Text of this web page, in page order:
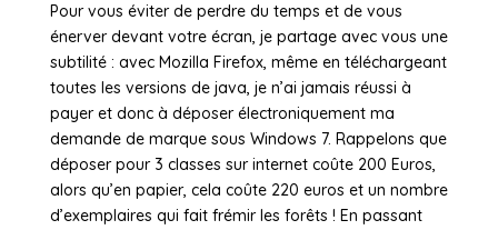
Pour vous éviter de perdre du temps et de vous
énerver devant votre écran, je partage avec vous une
subtilité : avec Mozilla Firefox, même en téléchargeant
toutes les versions de java, je n’ai jamais réussi à
payer et donc à déposer électroniquement ma
demande de marque sous Windows 7. Rappelons que
déposer pour 3 classes sur internet coûte 200 Euros,
alors qu’en papier, cela coûte 220 euros et un nombre
d’exemplaires qui fait frémir les forêts ! En passant